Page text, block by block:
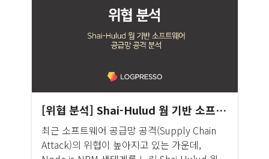
[위협 분석] Shai-Hulud 웜 기반 소프트웨어 공급망 공격 분석
최근 소프트웨어 공급망 공격(Supply Chain
Attack)의 위협이 높아지고 있는 가운데,